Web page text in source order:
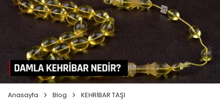
Anasayfa Blog KEHRİBAR TAŞI